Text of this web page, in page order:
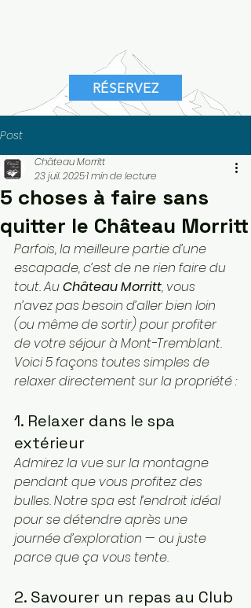
RÉSERVEZ
Post
5 choses à faire sans
quitter le Château Morritt
Château Morritt
23 juil. 20251 min de lecture
Parfois, la meilleure partie d’une
escapade, c’est de ne rien faire du
tout. Au Château Morritt, vous
n’avez pas besoin d’aller bien loin
(ou même de sortir) pour profiter
de votre séjour à Mont-Tremblant.
Voici 5 façons toutes simples de
relaxer directement sur la propriété :
1. Relaxer dans le spa
extérieur
Admirez la vue sur la montagne
pendant que vous profitez des
bulles. Notre spa est l’endroit idéal
pour se détendre après une
journée d’exploration — ou juste
parce que ça vous tente.
2. Savourer un repas au Club